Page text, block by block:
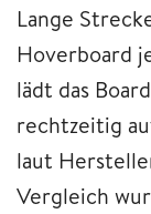
Lange
Hoverboard
lädt das
rechtzeitig
laut
Vergleich